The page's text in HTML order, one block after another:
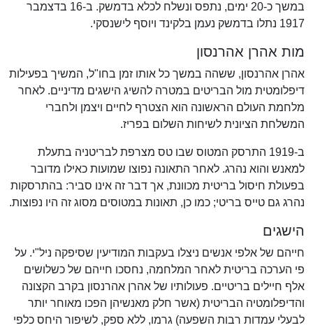
במשך כ-20 ימים, נתפס ונשלח לכלא בדמשק. ב-16 בדצמבר
1917 נתלו בדמשק נעמן בלקינד ויוסף לישנסקי.
מות אהרן אהרנסון
אהרן אהרנסון, ששהה במשך כל אותו זמן בחו"ל, המשיך בפעילות
דיפלומטית מול הבריטים במטרה להשיג הישגים מדיניים. לאחר
מלחמת העולם הראשונה הוא הצטרף לחיים ויצמן ולחברי
המשלחת הציונית לשיחות השלום בפריז.
ב-1919 התרסק המטוס שבו טס מצרפת לבריטניה בתעלת
למאנש והוא נהרג. לאחר התאונה נפוצו שמועות כאילו מדובר
בפעולת חיסול בריטית מכוונת, אך דבר זה אינו סביר: בהתרסקות
נהרג גם טייס בריטי; כמו כן, תאונות במטוסים מסוג זה היו נפוצות.
הישגים
חייהם של אלפי אנשים ניצלו בעקבות המודיעין שסיפקה ניל"י. על
פי הערכה בריטית לאחר המלחמה, נחסכו חייהם של כשלושים
אלף חיילים בריטיים. פעולותיו של אהרן אהרנסון בקרב הקצונה
והדיפלומטיה הבריטית (אשר חלק מאנשיהן הפכו מאוחר יותר
לבעלי עמדות רבות השפעה) גרמו, ללא ספק, לשיפור היחס כלפי